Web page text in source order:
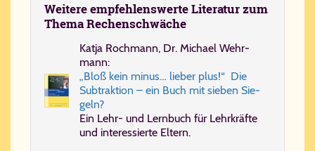
Wei­te­re em­pfeh­lens­wer­te Li­te­ra­tur zum
The­ma Re­chen­schwä­che
Kat­ja Roch­mann, Dr. Mi­cha­el Wehr­
mann:
„Bloß kein mi­nus… lie­ber plus!“ Die
Sub­trak­ti­on – ein Buch mit sie­ben Sie­
geln?
Ein Lehr- und Lern­buch für Lehr­kräf­te
und in­ter­es­sier­te El­tern.